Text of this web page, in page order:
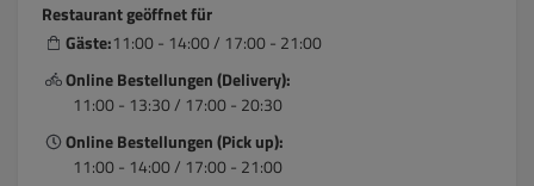
Restaurant geöffnet für
Gäste:11:00 - 14:00 / 17:00 - 21:00
Online Bestellungen (Delivery):
11:00 - 13:30 / 17:00 - 20:30
Online Bestellungen (Pick up):
11:00 - 14:00 / 17:00 - 21:00